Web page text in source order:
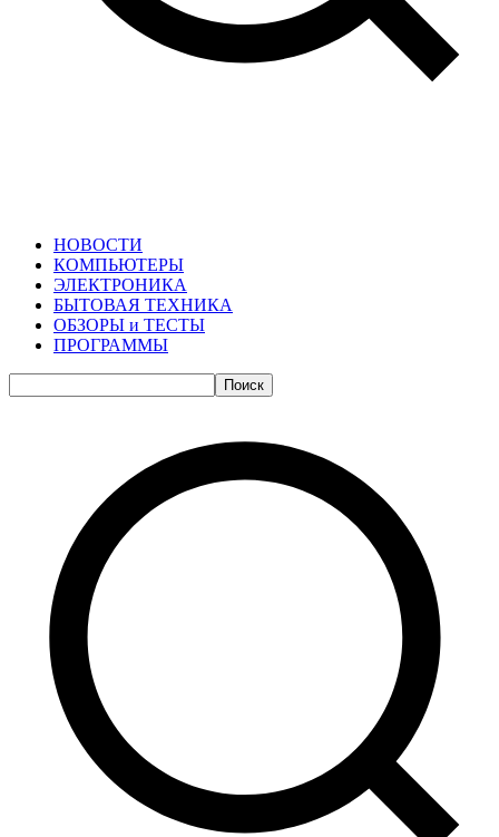
НОВОСТИ
КОМПЬЮТЕРЫ
ЭЛЕКТРОНИКА
БЫТОВАЯ ТЕХНИКА
ОБЗОРЫ и ТЕСТЫ
ПРОГРАММЫ
Поиск